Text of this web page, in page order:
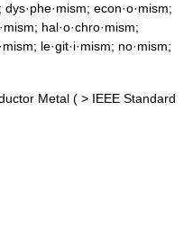
econ·o·mism;
hal·o·chro·mism;
le·git·i·mism; no·mism;
Metal ( > IEEE Standard